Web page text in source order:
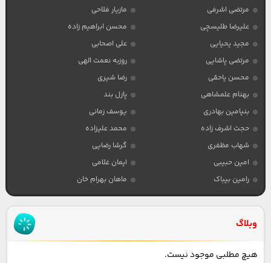
مرتضی اشرفی
مازیار فلاحی
علیرضا طلیسچی
محسن ابراهیم زاده
مجید یحیایی
علی اصحابی
مرتضی پاشایی
روزبه نعمت الهی
محسن یاحقی
رضا شیری
بهنام علمشاهی
پازل بند
بنیامین بهادری
یوسف زمانی
حجت اشرف زاده
محمد علیزاده
شهاب مظفری
گرشا رضایی
امین حبیبی
ایمان غلامی
رامین بیباک
ماهان بهرام خان
وبلاگ
هیچ مطلبی موجود نیست.